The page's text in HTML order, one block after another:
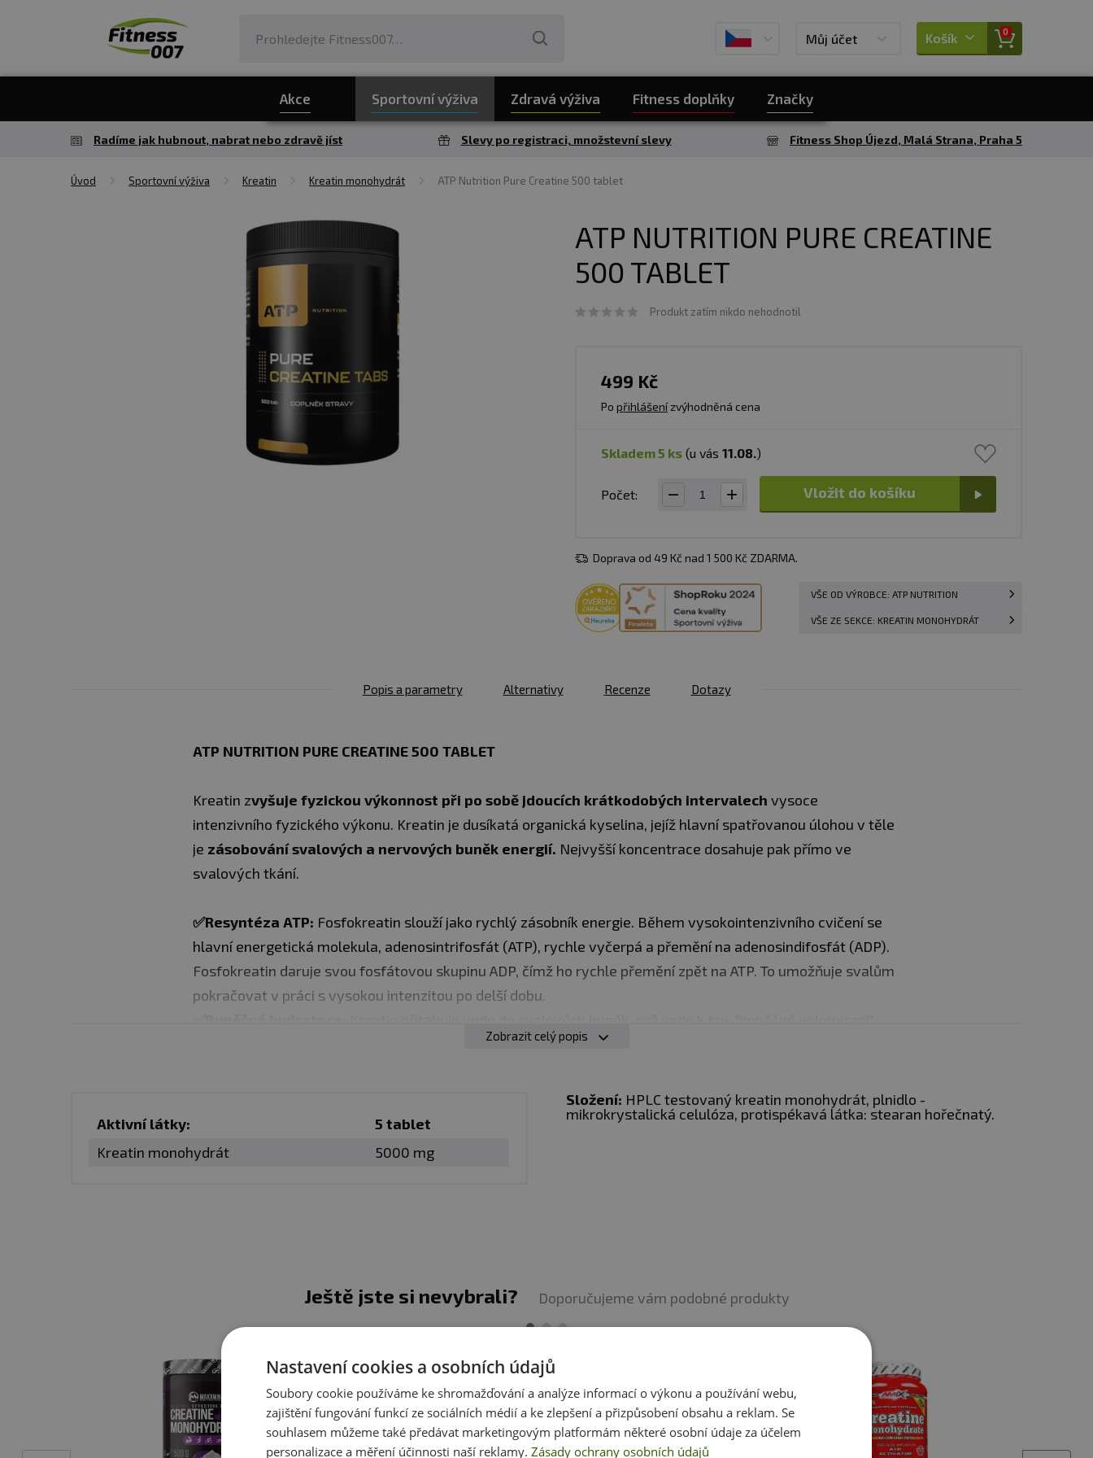
Můj účet Košík 0
Akce Sportovní výživa Zdravá výživa Fitness doplňky Značky
Radíme jak hubnout, nabrat nebo zdravě jíst Slevy po registraci, množstevní slevy Fitness Shop Újezd, Malá Strana, Praha 5
Úvod Sportovní výživa Kreatin Kreatin monohydrát ATP Nutrition Pure Creatine 500 tablet
ATP NUTRITION PURE CREATINE
500 TABLET
Produkt zatím nikdo nehodnotil
499 Kč
Po přihlášenízvýhodněná cena
skladem 5 ks (u vás 11.08.)
Počet: Vložit do košíku
Doprava od 49 Kč nad 1 500 Kč ZDARMA.
VŠE OD VÝROBCE: ATP NUTRITION
VŠE ZE SEKCE: KREATIN MONOHYDRÁT
Popis a parametry Alternativy Recenze Dotazy
ATP NUTRITION PURE CREATINE 500 TABLET
Kreatin zvyšuje fyzickou výkonnost při po sobě jdoucích krátkodobých intervalech vysoce
intenzivního fyzického výkonu. Kreatin je dusíkatá organická kyselina, jejíž hlavní spatřovanou úlohou v těle
je zásobování svalových a nervových buněk energií. Nejvyšší koncentrace dosahuje pak přímo ve
svalových tkání.
✅Resyntéza ATP: Fosfokreatin slouží jako rychlý zásobník energie. Během vysokointenzivního cvičení se
hlavní energetická molekula, adenosintrifosfát (ATP), rychle vyčerpá a přemění na adenosindifosfát (ADP).
Fosfokreatin daruje svou fosfátovou skupinu ADP, čímž ho rychle přemění zpět na ATP. To umožňuje svalům
pokračovat v práci s vysokou intenzitou po delší dobu.
Tento efekt může vizuálně zvětšit svaly a potenciálně hrát roli v signalizaci pro růst svalové tkáně.
Nárůst svalové hmoty:
Zvýšená intenzita tréninku a buněčná volumizace přispívají k rychlejšímu
Pomáhá snižovat svalové poškození a urychluje zotavení po intenzivním
cvičení.
Zlepšení anaerobní kapacity: Zvyšuje schopnost svalů pracovat bez kyslíku, což je klíčové pro
krátkodobé, výbušné aktivity.
Potenciální kognitivní benefity: Některé studie naznačují, že kreatin může mít pozitivní vliv na
Zobrazit celý popis
Aktivní látky:
5 tablet
Kreatin monohydrát
5000 mg
Složení: HPLC testovaný kreatin monohydrát, plnidlo -
mikrokrystalická celulóza, protispékavá látka: stearan hořečnatý.
Ještě jste si nevybrali? Doporučujeme vám podobné produkty
Nastavení cookies a osobních údajů
Soubory cookie používáme ke shromažďování a analýze informací o výkonu a používání webu,
zajištění fungování funkcí ze sociálních médií a ke zlepšení a přizpůsobení obsahu a reklam. Se
souhlasem můžeme také předávat marketingovým platformám některé osobní údaje za účelem
personalizace a měření účinnosti naší reklamy. Zásady ochrany osobních údajů